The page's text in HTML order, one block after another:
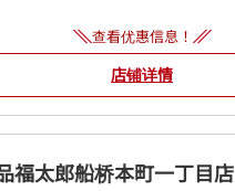
查看优惠信息！
店铺详情
福太郎船桥本町一丁目店